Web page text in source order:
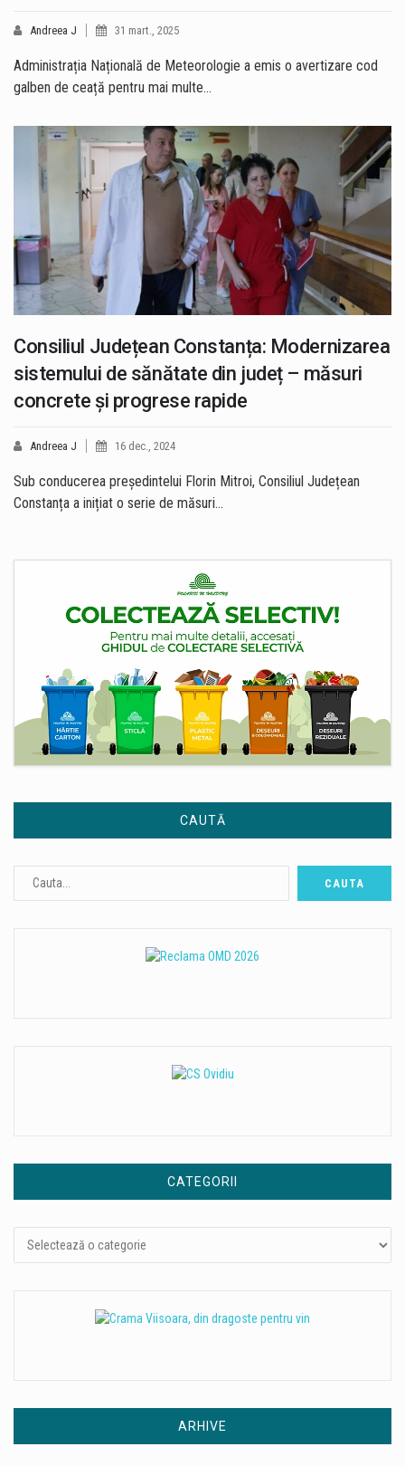
Andreea J 31 mart., 2025
Administrația Națională de Meteorologie a emis o avertizare cod
galben de ceață pentru mai multe…
Consiliul Județean Constanța: Modernizarea
sistemului de sănătate din județ – măsuri
concrete și progrese rapide
Andreea J 16 dec., 2024
Sub conducerea președintelui Florin Mitroi, Consiliul Județean
Constanța a inițiat o serie de măsuri…
CAUTĂ
CATEGORII
ARHIVE